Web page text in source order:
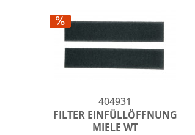
404931
FILTER EINFÜLLÖFFNUNG
MIELE WT